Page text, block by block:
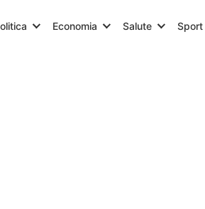
Economia Salute Sport